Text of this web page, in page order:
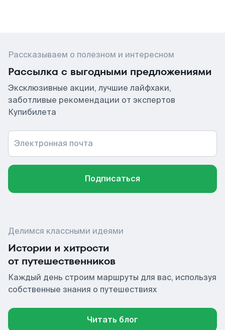
Рассказываем о полезном и интересном
Рассылка с выгодными предложениями
Эксклюзивные акции, лучшие лайфхаки,
заботливые рекомендации от экспертов
Купибилета
Электронная почта
Подписаться
Делимся классными идеями
Истории и хитрости
от путешественников
Каждый день строим маршруты для вас, используя
собственные знания о путешествиях
Читать блог